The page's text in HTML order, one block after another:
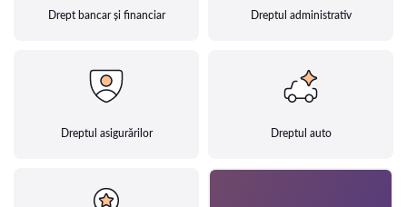
Drept bancar și financiar Dreptul administrativ
Dreptul asigurărilor Dreptul auto